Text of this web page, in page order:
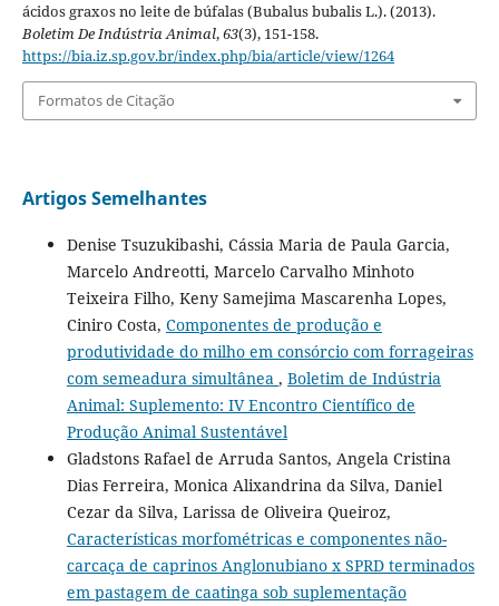
ácidos graxos no leite de búfalas (Bubalus bubalis L.). (2013).
Boletim De Indústria Animal,63(3), 151-158.
https://bia.iz.sp.gov.br/index.php/bia/article/view/1264
Formatos de Citação
Artigos Semelhantes
Denise Tsuzukibashi, Cássia Maria de Paula Garcia,
Marcelo Andreotti, Marcelo Carvalho Minhoto
Teixeira Filho, Keny Samejima Mascarenha Lopes,
Ciniro Costa, Componentes de produção e
produtividade do milho em consórcio com forrageiras
com semeadura simultânea , Boletim de Indústria
Animal: Suplemento: IV Encontro Científico de
Produção Animal Sustentável
Gladstons Rafael de Arruda Santos, Angela Cristina
Dias Ferreira, Monica Alixandrina da Silva, Daniel
Cezar da Silva, Larissa de Oliveira Queiroz,
Características morfométricas e componentes não-
carcaça de caprinos Anglonubiano x SPRD terminados
em pastagem de caatinga sob suplementação